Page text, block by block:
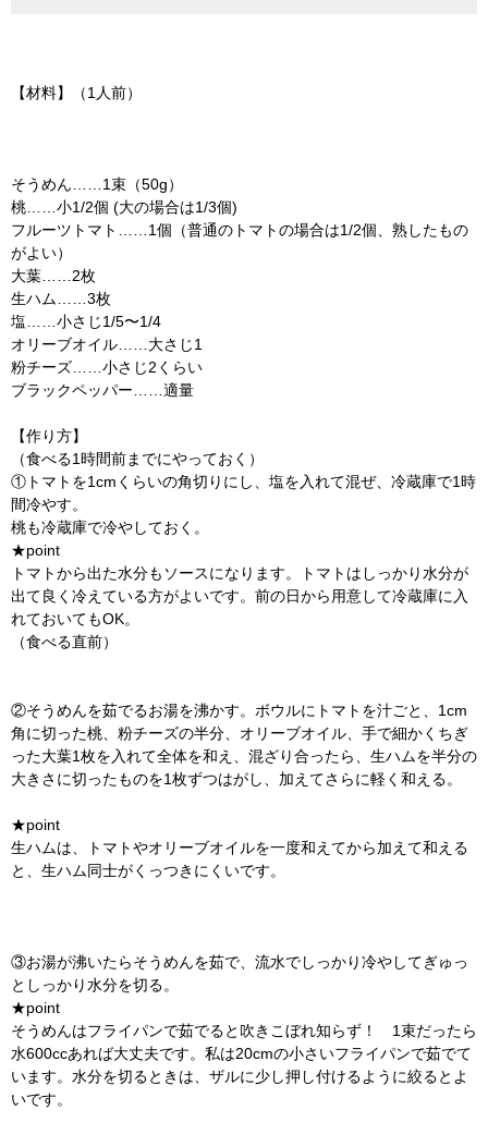
【材料】（1人前）
そうめん……1束（50g）
桃……小1/2個 (大の場合は1/3個)
フルーツトマト……1個（普通のトマトの場合は1/2個、熟したもの
がよい）
大葉……2枚
生ハム……3枚
塩……小さじ1/5〜1/4
オリーブオイル……大さじ1
粉チーズ……小さじ2くらい
ブラックペッパー……適量
【作り方】
（食べる1時間前までにやっておく）
①トマトを1cmくらいの角切りにし、塩を入れて混ぜ、冷蔵庫で1時
間冷やす。
桃も冷蔵庫で冷やしておく。
★point
トマトから出た水分もソースになります。トマトはしっかり水分が
出て良く冷えている方がよいです。前の日から用意して冷蔵庫に入
れておいてもOK。
（食べる直前）
②そうめんを茹でるお湯を沸かす。ボウルにトマトを汁ごと、1cm
角に切った桃、粉チーズの半分、オリーブオイル、手で細かくちぎ
った大葉1枚を入れて全体を和え、混ざり合ったら、生ハムを半分の
大きさに切ったものを1枚ずつはがし、加えてさらに軽く和える。
★point
生ハムは、トマトやオリーブオイルを一度和えてから加えて和える
と、生ハム同士がくっつきにくいです。
③お湯が沸いたらそうめんを茹で、流水でしっかり冷やしてぎゅっ
としっかり水分を切る。
★point
そうめんはフライパンで茹でると吹きこぼれ知らず！ 1束だったら
水600ccあれば大丈夫です。私は20cmの小さいフライパンで茹でて
います。水分を切るときは、ザルに少し押し付けるように絞るとよ
いです。